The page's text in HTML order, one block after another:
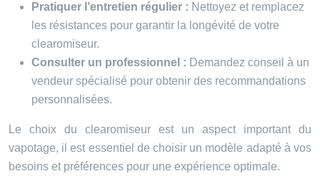
Pratiquer l’entretien régulier : Nettoyez et remplacez
les résistances pour garantir la longévité de votre
clearomiseur.
Consulter un professionnel : Demandez conseil à un
vendeur spécialisé pour obtenir des recommandations
personnalisées.
Le choix du clearomiseur est un aspect important du
vapotage, il est essentiel de choisir un modèle adapté à vos
besoins et préférences pour une expérience optimale.